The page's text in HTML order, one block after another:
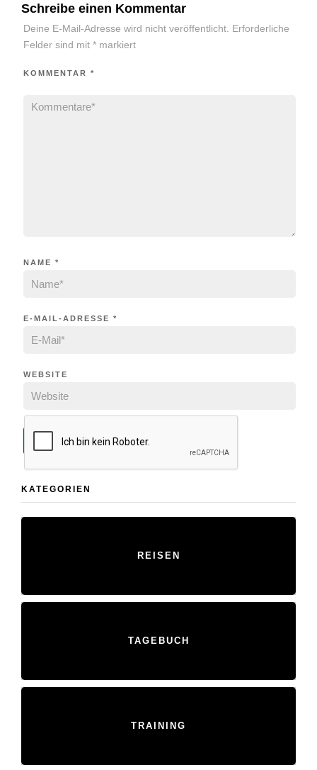
Schreibe einen Kommentar
Deine E-Mail-Adresse wird nicht veröffentlicht. Erforderliche
Felder sind mit *markiert
KOMMENTAR *
NAME *
E-MAIL-ADRESSE *
WEBSITE
KATEGORIEN
REISEN
TAGEBUCH
TRAINING